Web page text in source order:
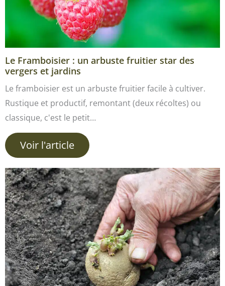
Le Framboisier : un arbuste fruitier star des
vergers et jardins
Le framboisier est un arbuste fruitier facile à cultiver.
Rustique et productif, remontant (deux récoltes) ou
classique, c'est le petit…
Voir l'article